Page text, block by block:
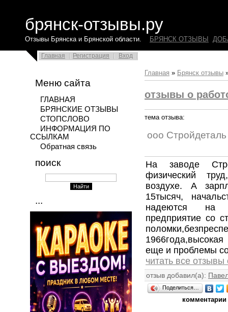
брянск-отзывы.ру
Отзывы Брянска и Брянской области. БРЯНСК ОТЗЫВЫ
Главная Регистрация Вход
Меню сайта
ГЛАВНАЯ
БРЯНСКИЕ ОТЗЫВЫ
СТОПСЛОВО
ИНФОРМАЦИЯ ПО
ССЫЛКАМ
Обратная связь
поиск
...
Главная » Брянск отзывы
отзывы о
тема отзыва:
ооо Стройдеталь
На заводе
физический
воздухе. А
15тысяч,
надеются на
предприятие со
еще и проблемы
читать все
отзыв добавил(а):
Поделиться…
комментарии